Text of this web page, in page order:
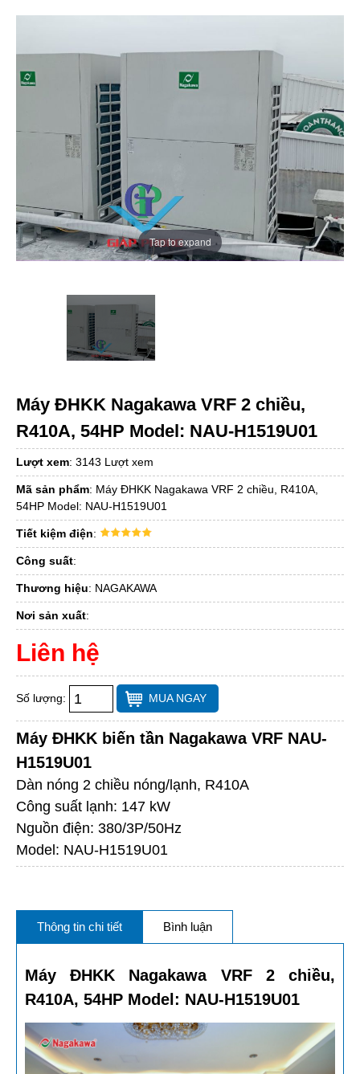
Tap to expand
Máy ĐHKK Nagakawa VRF 2 chiều,
R410A, 54HP Model: NAU-H1519U01
Lượt xem: 3143 Lượt xem
Mã sản phẩm: Máy ĐHKK Nagakawa VRF 2 chiều, R410A,
54HP Model: NAU-H1519U01
Tiết kiệm điện:
Công suất:
Thương hiệu: NAGAKAWA
Nơi sản xuất:
Liên hệ
Số lượng: MUA NGAY
Máy ĐHKK biến tần Nagakawa VRF NAU-
H1519U01
Dàn nóng 2 chiều nóng/lạnh, R410A
Công suất lạnh: 147 kW
Nguồn điện: 380/3P/50Hz
Model: NAU-H1519U01
Thông tin chi tiết Bình luận
Máy ĐHKK Nagakawa VRF 2 chiều,
R410A, 54HP Model: NAU-H1519U01